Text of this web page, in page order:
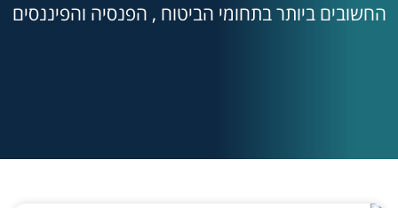
החשובים ביותר בתחומי הביטוח , הפנסיה והפיננסים